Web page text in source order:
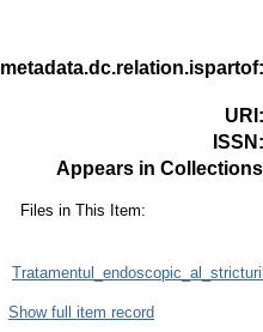
metadata.dc.relation.ispartof
URI
ISSN
Appears in
Files in This Item:
Show full item record